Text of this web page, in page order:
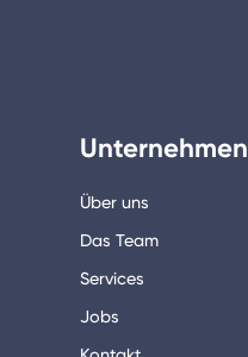
Unternehmen
Über uns
Das Team
Services
Jobs